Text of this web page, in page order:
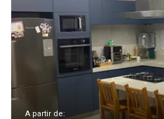
A partir de: